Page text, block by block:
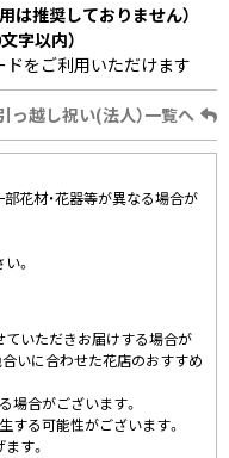
は推奨しておりません）
字以内）
ドをご利用いただけます
っ越し祝い(法人）一覧へ
部花材・花器等が異なる場合が
。
ていただきお届けする場合が
いに合わせた花店のおすすめ
場合がございます。
する可能性がございます。
す。